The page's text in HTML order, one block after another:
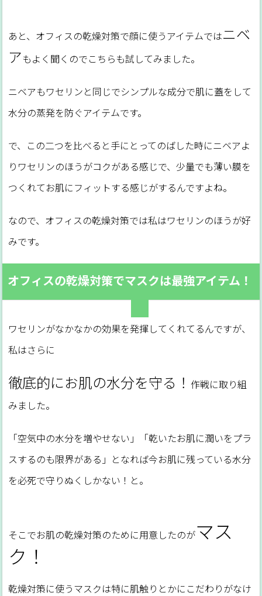
あと、オフィスの乾燥対策で顔に使うアイテムではニベ
アもよく聞くのでこちらも試してみました。
ニベアもワセリンと同じでシンプルな成分で肌に蓋をして
水分の蒸発を防ぐアイテムです。
で、この二つを比べると手にとってのばした時にニベアよ
りワセリンのほうがコクがある感じで、少量でも薄い膜を
つくれてお肌にフィットする感じがするんですよね。
なので、オフィスの乾燥対策では私はワセリンのほうが好
みです。
オフィスの乾燥対策でマスクは最強アイテム！
ワセリンがなかなかの効果を発揮してくれてるんですが、
私はさらに
徹底的にお肌の水分を守る！作戦に取り組
みました。
「空気中の水分を増やせない」「乾いたお肌に潤いをプラ
スするのも限界がある」となれば今お肌に残っている水分
を必死で守りぬくしかない！と。
そこでお肌の乾燥対策のために用意したのがマス
ク！
乾燥対策に使うマスクは特に肌触りとかにこだわりがなけ